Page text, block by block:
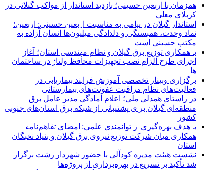
همزمان با اربعین حسینی؛ بازدید استاندار از مواکب گیلانی در
کربلای معلی
استاندار گیلان در پیامی به مناسبت اربعین حسینی: اربعین؛
نماد وحدت، همبستگی و دلدادگی میلیون‌ها انسان آزاده به
مکتب حسینی است
با همکاری توزیع برق گیلان و نظام مهندسی استان؛ آغاز
اجرای طرح الزام نصب تجهیزات محافظ ولتاژ در ساختمان
ها
برگزاری وبینار تخصصی آموزش فرایند بیماریابی در
فعالیت‌های نظام مراقبت عفونت‌های بیمارستانی
در راستای همدلی ملی؛ اعلام آمادگی مدیر عامل برق
منطقه‌ای گیلان برای پشتیبانی از شبكه برق استان‌های جنوبی
كشور
با هدف بهره‌گیری از توانمندی علمی: امضای تفاهم‌نامه
همكاری میان شركت توزیع نیروی برق گیلان و بنیاد نخبگان
استان
نشست هیئت مدیره کودآلی با حضور شهردار رشت برگزار
شد تأکید بر تسریع در بهره‌برداری از پروژه‌ها